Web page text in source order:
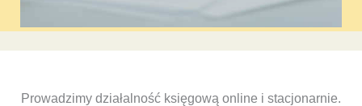
Prowadzimy działalność księgową online i stacjonarnie.